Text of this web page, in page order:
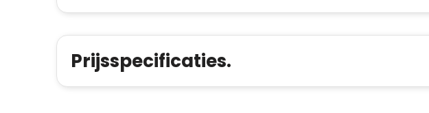
Prijsspecificaties.